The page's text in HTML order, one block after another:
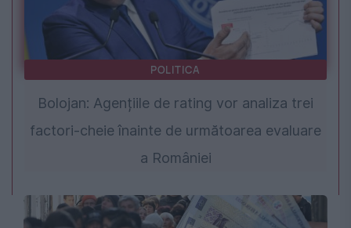
POLITICA
Bolojan: Agențiile de rating vor analiza trei
factori-cheie înainte de următoarea evaluare
a României